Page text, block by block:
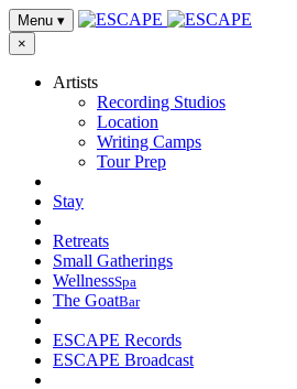
Menu ▾
×
Artists
Recording Studios
Location
Writing Camps
Tour Prep
Stay
Retreats
Small Gatherings
WellnessSpa
The GoatBar
ESCAPE Records
ESCAPE Broadcast